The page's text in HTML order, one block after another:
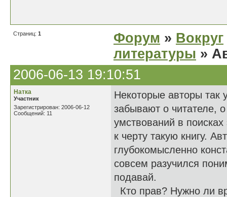
Страниц: 1 Форум » Вокруг
литературы »
2006-06-13 19:10:51
Натка
Участник
Зарегистрирован: 2006-06-12
Сообщений: 11
Некоторые авторы так
забывают о читателе,
умствований в поисках
к черту такую книгу.
глубокомысленно
совсем разучился
подавай.
Кто прав? Нужно ли